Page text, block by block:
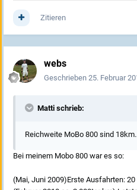
Zitieren
webs
Geschrieben 25. Februar
Matti schrieb:
Reichweite MoBo 800 sind
Bei meinem Mobo 800 war es so:
(Mai, Juni 2009)Erste Ausfahrten: 20